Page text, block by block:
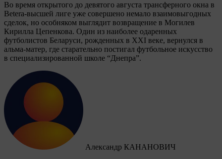
Во время открытого до девятого августа трансферного окна в
Betera-высшей лиге уже совершено немало взаимовыгодных
сделок, но особняком выглядит возвращение в Могилев
Кирилла Цепенкова. Один из наиболее одаренных
футболистов Беларуси, рожденных в XXI веке, вернулся в
альма-матер, где старательно постигал футбольное искусство
в специализированной школе “Днепра”.
Александр КАНАНОВИЧ